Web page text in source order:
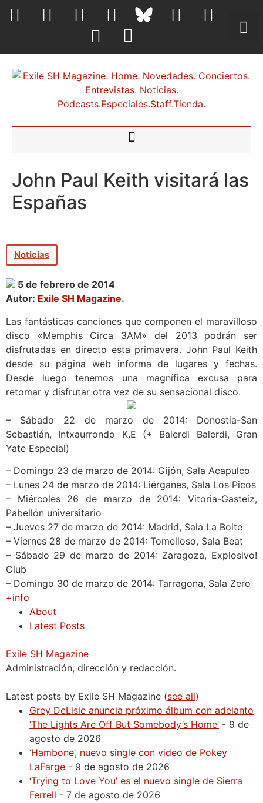
John Paul Keith visitará las
Españas
Noticias
5 de febrero de 2014
Autor: Exile SH Magazine.
Las fantásticas canciones que componen el maravilloso
disco «Memphis Circa 3AM» del 2013 podrán ser
disfrutadas en directo esta primavera. John Paul Keith
desde su página web informa de lugares y fechas.
Desde luego tenemos una magnífica excusa para
retomar y disfrutar otra vez de su sensacional disco.
– Sábado 22 de marzo de 2014: Donostia-San
Sebastián, Intxaurrondo K.E (+ Balerdi Balerdi, Gran
Yate Especial)
– Domingo 23 de marzo de 2014: Gijón, Sala Acapulco
– Lunes 24 de marzo de 2014: Liérganes, Sala Los Picos
– Miércoles 26 de marzo de 2014: Vitoria-Gasteiz,
Pabellón universitario
– Jueves 27 de marzo de 2014: Madrid, Sala La Boite
– Viernes 28 de marzo de 2014: Tomelloso, Sala Beat
– Sábado 29 de marzo de 2014: Zaragoza, Explosivo!
Club
– Domingo 30 de marzo de 2014: Tarragona, Sala Zero
+info
About
Latest Posts
Exile SH Magazine
Administración, dirección y redacción.
Latest posts by Exile SH Magazine (see all)
Grey DeLisle anuncia próximo álbum con adelanto
‘The Lights Are Off But Somebody’s Home’ - 9 de
agosto de 2026
‘Hambone’, nuevo single con video de Pokey
LaFarge - 9 de agosto de 2026
‘Trying to Love You’ es el nuevo single de Sierra
Ferrell - 7 de agosto de 2026